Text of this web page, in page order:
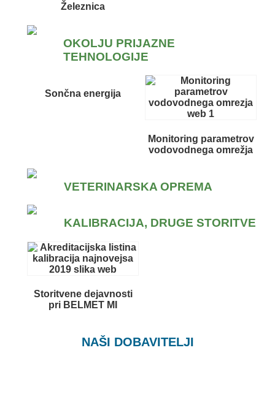
Železnica
OKOLJU PRIJAZNE
TEHNOLOGIJE
Sončna energija
Monitoring parametrov
vodovodnega omrežja
VETERINARSKA OPREMA
KALIBRACIJA, DRUGE STORITVE
Storitvene dejavnosti
pri BELMET MI
NAŠI DOBAVITELJI